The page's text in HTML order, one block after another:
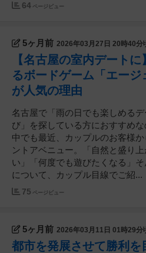
64 ページビュー
5ヶ月前 2026年03月27日 20時40分
【名古屋の室内デート
るボードゲーム「エージ
が人気の理由
名古屋で「雨の日でも楽しめる
び」を探している方におすすめな
中でも最近、カップルのお客様
ントアベニュー。「自然と盛り
い」「何度でも遊びたくなる」
について、カップル目線でご紹...
75 ページビュー
5ヶ月前 2026年03月11日 01時29分
都市を発展させて勝利を